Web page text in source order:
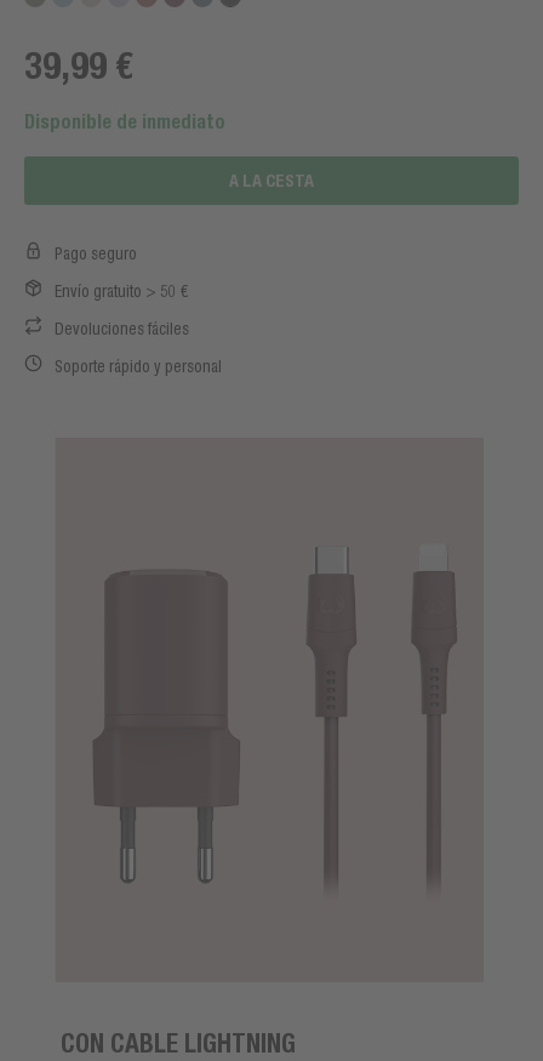
39,99 €
Disponible de inmediato
A LA CESTA
Pago seguro
Envío gratuito > 50 €
Devoluciones fáciles
Soporte rápido y personal
CON CABLE LIGHTNING